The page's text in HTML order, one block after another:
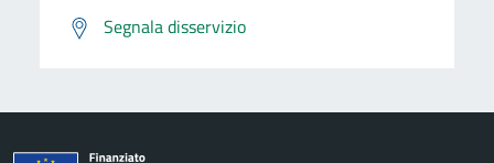
Segnala disservizio